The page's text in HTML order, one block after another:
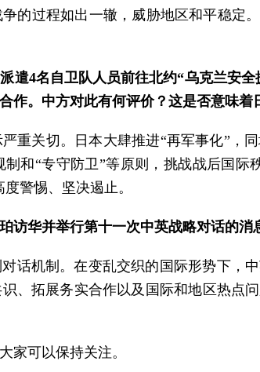
的过程如出一辙，威胁地区和平稳定
遣4名自卫队人员前往北约“乌克兰安
作。中方对此有何评价？这是否意味着
重关切。日本大肆推进“再军事化”，
和“专守防卫”等原则，挑战战后国
警惕、坚决遏止。
访华并举行第十一次中英战略对话的
话机制。在变乱交织的国际形势下，
、拓展务实合作以及国际和地区热点
家可以保持关注。